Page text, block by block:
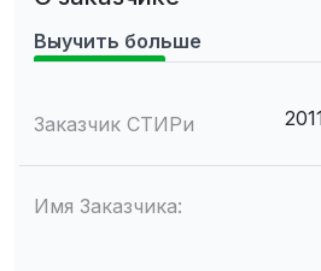
Выучить больше
Заказчик СТИРи
Имя Заказчика: